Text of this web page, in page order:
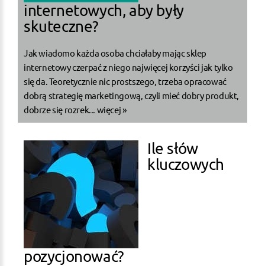
internetowych, aby były
skuteczne?
Jak wiadomo każda osoba chciałaby mając sklep
internetowy czerpać z niego najwięcej korzyści jak tylko
się da. Teoretycznie nic prostszego, trzeba opracować
dobrą strategię marketingową, czyli mieć dobry produkt,
dobrze się rozrek... więcej »
Ile słów
kluczowych
pozycjonować?